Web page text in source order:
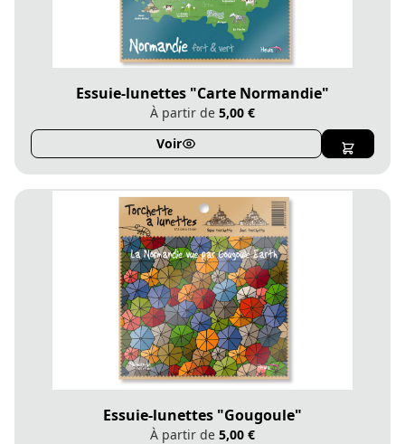
Essuie-lunettes "Carte Normandie"
À partir de 5,00 €
Voir
Essuie-lunettes "Gougoule"
À partir de 5,00 €